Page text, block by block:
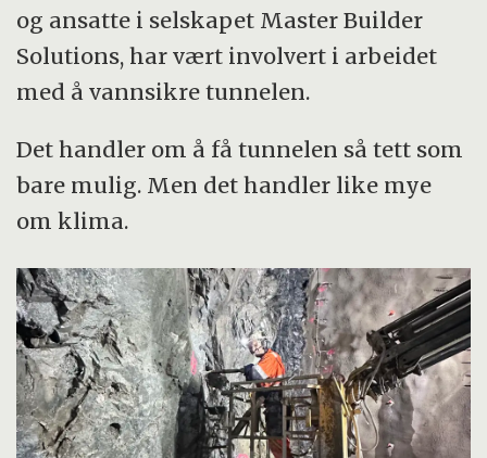
og ansatte i selskapet Master Builder
Solutions, har vært involvert i arbeidet
med å vannsikre tunnelen.
Det handler om å få tunnelen så tett som
bare mulig. Men det handler like mye
om klima.